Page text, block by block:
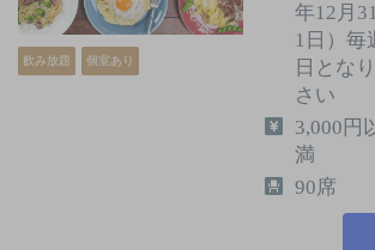
飲み放題 個室あり
年12月
1日）毎
日とな
さい
3,000円
満
90席